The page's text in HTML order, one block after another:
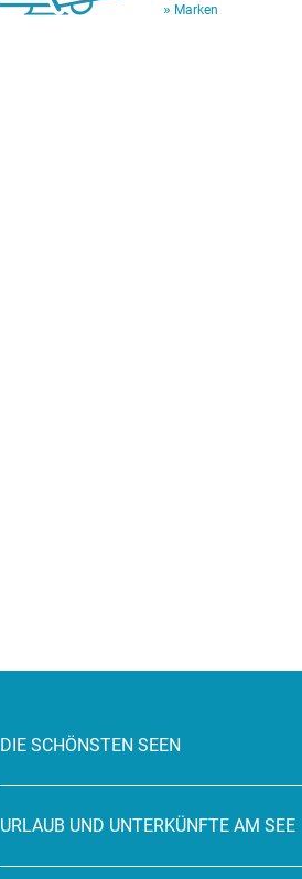
Marken
DIE SCHÖNSTEN SEEN
URLAUB UND UNTERKÜNFTE AM SEE